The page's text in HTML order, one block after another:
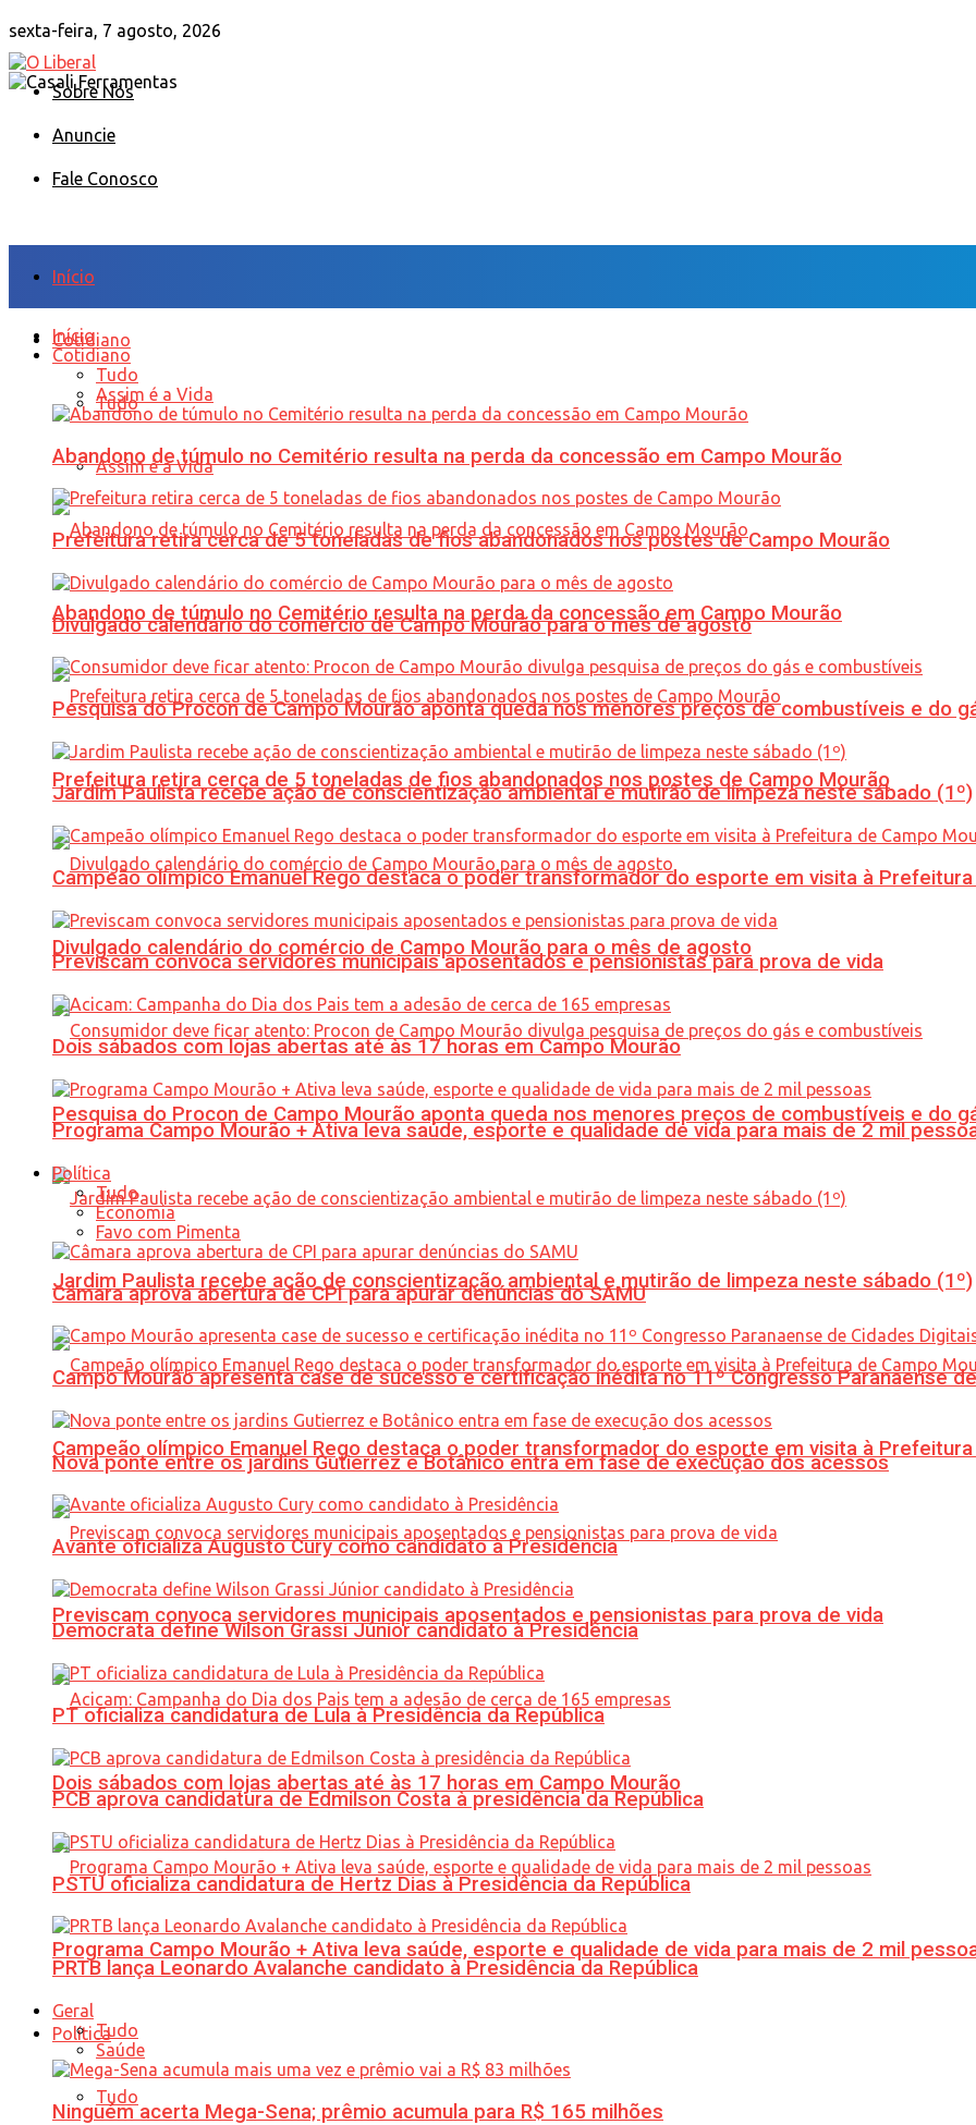
sexta-feira, 7 agosto, 2026
Sobre Nós
Anuncie
Fale Conosco
Início
Cotidiano
Tudo
Assim é a Vida
Abandono de túmulo no Cemitério resulta na perda da concessão em Campo Mourão
Prefeitura retira cerca de 5 toneladas de fios abandonados nos postes de Campo Mourão
Divulgado calendário do comércio de Campo Mourão para o mês de agosto
Pesquisa do Procon de Campo Mourão aponta queda nos menores preços de combustíveis e do
Jardim Paulista recebe ação de conscientização ambiental e mutirão de limpeza neste sábado (1º)
Campeão olímpico Emanuel Rego destaca o poder transformador do esporte em visita à
Previscam convoca servidores municipais aposentados e pensionistas para prova de vida
Dois sábados com lojas abertas até às 17 horas em Campo Mourão
Programa Campo Mourão + Ativa leva saúde, esporte e qualidade de vida para mais de 2 mil
Política
Tudo
Início
Cotidiano
Tudo
Assim é a Vida
Abandono de túmulo no Cemitério resulta na perda da concessão em Campo Mourão
Prefeitura retira cerca de 5 toneladas de fios abandonados nos postes de Campo Mourão
Divulgado calendário do comércio de Campo Mourão para o mês de agosto
Pesquisa do Procon de Campo Mourão aponta queda nos menores preços de combustíveis e do
Jardim Paulista recebe ação de conscientização ambiental e mutirão de limpeza neste sábado (1º)
Campeão olímpico Emanuel Rego destaca o poder transformador do esporte em visita à
Previscam convoca servidores municipais aposentados e pensionistas para prova de vida
Dois sábados com lojas abertas até às 17 horas em Campo Mourão
Programa Campo Mourão + Ativa leva saúde, esporte e qualidade de vida para mais de 2 mil
Política
Tudo
Economia
Favo com Pimenta
Câmara aprova abertura de CPI para apurar denúncias do SAMU
Campo Mourão apresenta case de sucesso e certificação inédita no 11º Congresso Paranaense
Nova ponte entre os jardins Gutierrez e Botânico entra em fase de execução dos acessos
Avante oficializa Augusto Cury como candidato à Presidência
Democrata define Wilson Grassi Júnior candidato à Presidência
PT oficializa candidatura de Lula à Presidência da República
PCB aprova candidatura de Edmilson Costa à presidência da República
PSTU oficializa candidatura de Hertz Dias à Presidência da República
PRTB lança Leonardo Avalanche candidato à Presidência da República
Geral
Tudo
Saúde
Ninguém acerta Mega-Sena; prêmio acumula para R$ 165 milhões